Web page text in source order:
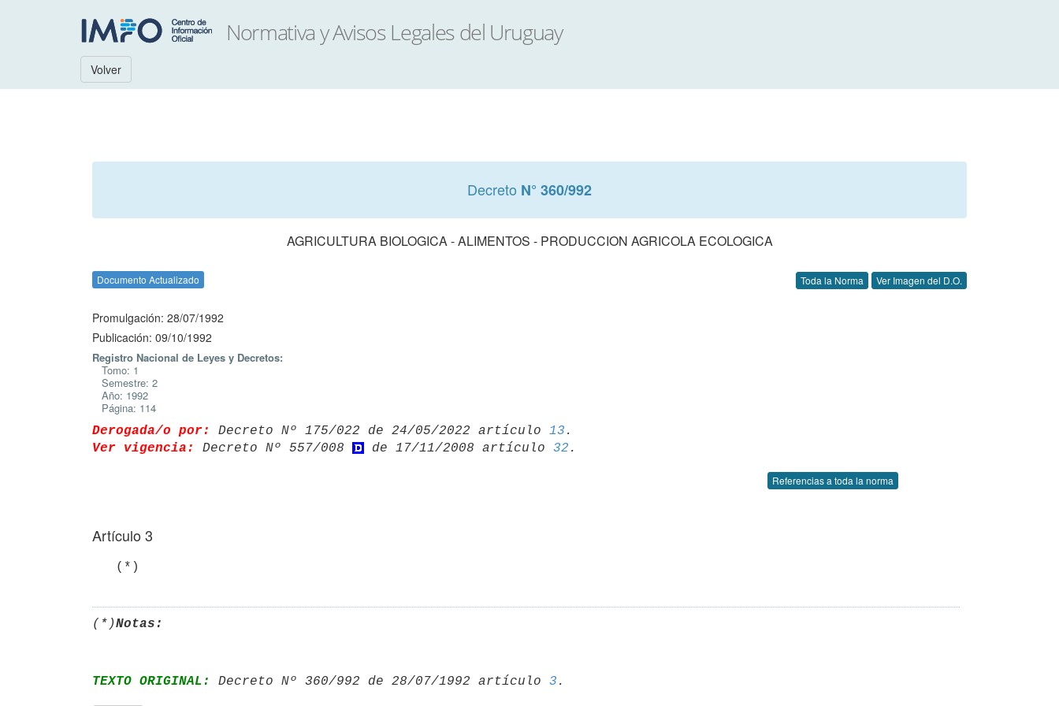
Volver
Decreto N° 360/992
AGRICULTURA BIOLOGICA - ALIMENTOS - PRODUCCION AGRICOLA ECOLOGICA
Documento Actualizado Toda la Norma Ver Imagen del D.O.
Promulgación: 28/07/1992
Publicación: 09/10/1992
Registro Nacional de Leyes y Decretos:
Tomo: 1
Semestre: 2
Año: 1992
Página: 114
Derogada/o por: Decreto Nº 175/022 de 24/05/2022 artículo 13
Ver vigencia:
Decreto Nº 557/008 de 17/11/2008 artículo 32
Referencias a toda la norma
Artículo 3
   (*)
(*)Notas:
TEXTO ORIGINAL: Decreto Nº 360/992 de 28/07/1992 artículo 3